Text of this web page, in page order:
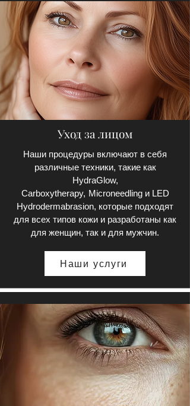
Уход за лицом
Наши процедуры включают в себя
различные техники, такие как
HydraGlow,
Carboxytherapy, Microneedling и LED
Hydrodermabrasion, которые подходят
для всех типов кожи и разработаны как
для женщин, так и для мужчин.
Наши услуги